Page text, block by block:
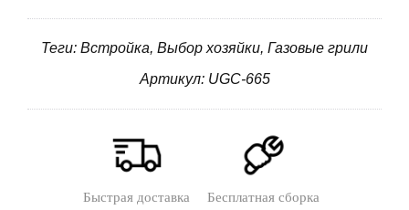
Теги: Встройка, Выбор хозяйки, Газовые грили
Артикул: UGC-665
Быстрая доставка
Бесплатная сборка